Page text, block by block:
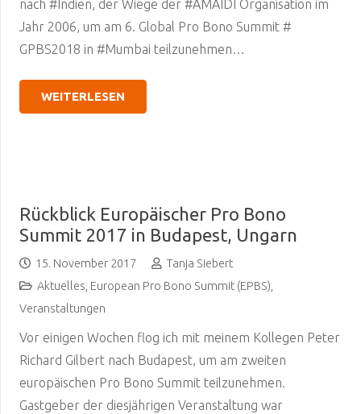
nach #Indien, der Wiege der #AMAIDI Organisation im
Jahr 2006, um am 6. Global Pro Bono Summit #
GPBS2018 in #Mumbai teilzunehmen…
WEITERLESEN
Rückblick Europäischer Pro Bono
Summit 2017 in Budapest, Ungarn
15. November 2017
Tanja Siebert
Aktuelles, European Pro Bono Summit (EPBS),
Veranstaltungen
Vor einigen Wochen flog ich mit meinem Kollegen Peter
Richard Gilbert nach Budapest, um am zweiten
europäischen Pro Bono Summit teilzunehmen.
Gastgeber der diesjährigen Veranstaltung war